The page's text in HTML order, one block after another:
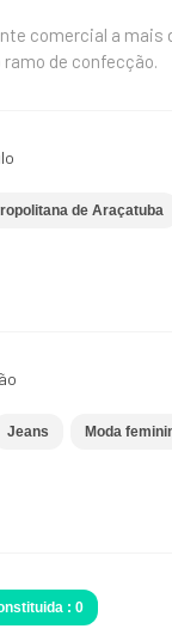
comercial a mais
ramo de confecção.
de Araçatuba
Jeans Moda
: 0